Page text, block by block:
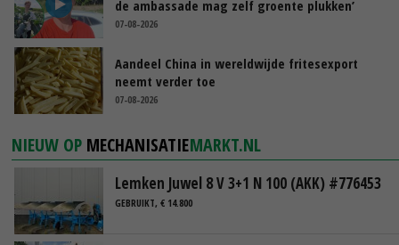
de ambassade mag zelf groente plukken’
07-08-2026
Aandeel China in wereldwijde fritesexport
neemt verder toe
07-08-2026
NIEUW OP MECHANISATIEMARKT.NL
Lemken Juwel 8 V 3+1 N 100 (AKK) #776453
GEBRUIKT, € 14.800